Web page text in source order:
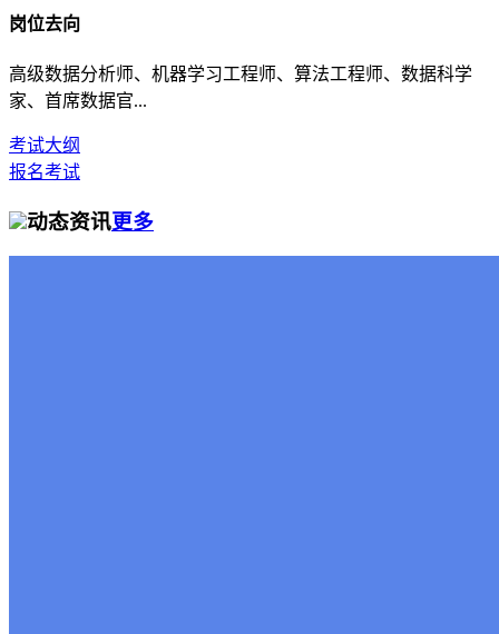
岗位去向
高级数据分析师、机器学习工程师、算法工程师、数据科学
家、首席数据官...
考试大纲
报名考试
动态资讯更多